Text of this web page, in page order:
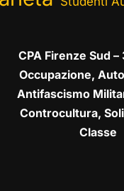
CPA Firenze Sud
Occupazione,
Antifascismo
Controcultura,
Classe